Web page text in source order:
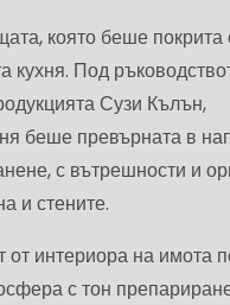
която беше покрита
кухня. Под
Сузи Кълън,
беше превърната в
с вътрешности и
и стените.
от интериора на имота
с тон